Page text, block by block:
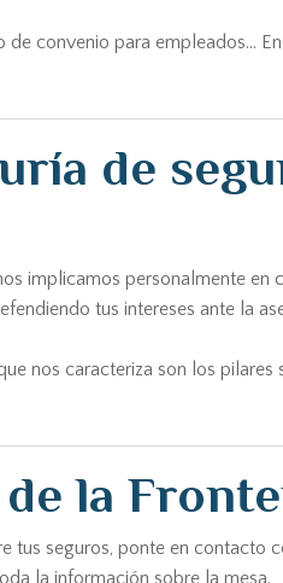
convenio para empleados...
de
implicamos personalmente en
tus intereses ante la
nos caracteriza son los
la
seguros, ponte en contacto
la información sobre la mesa.